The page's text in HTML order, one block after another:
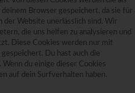
Browser gespeichert, da sie für
Website unerlässlich sind. Wir
die uns helfen zu analysieren und
Diese Cookies werden nur mit
Du hast auch die
du einige dieser Cookies
auf dein Surfverhalten haben.